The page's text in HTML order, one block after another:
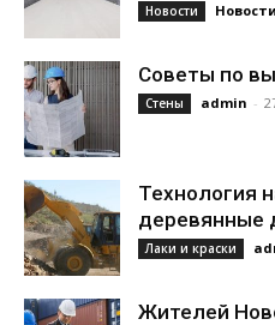
Новости Новости
Советы по
Стены admin -
Технология
деревянные
Лаки и краски
Жителей